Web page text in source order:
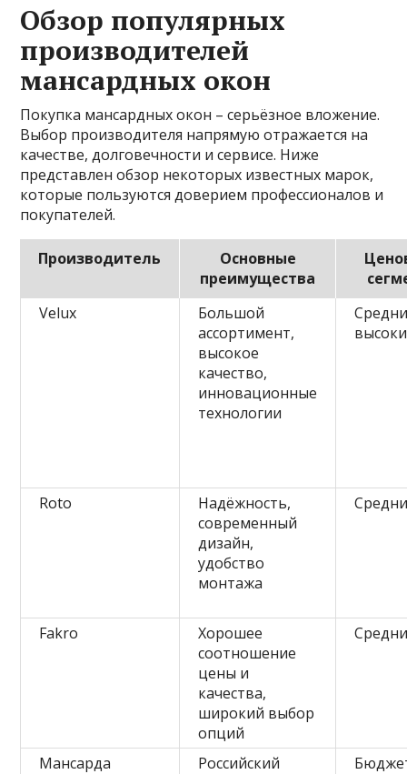
Обзор популярных
производителей
мансардных окон
Покупка мансардных окон – серьёзное вложение.
Выбор производителя напрямую отражается на
качестве, долговечности и сервисе. Ниже
представлен обзор некоторых известных марок,
которые пользуются доверием профессионалов и
покупателей.
Производитель
Основные
преимущества
Velux
Большой
ассортимент,
высокое
качество,
инновационные
технологии
Roto
Надёжность,
современный
дизайн,
удобство
монтажа
Fakro
Хорошее
соотношение
цены и
качества,
широкий выбор
опций
Мансарда
Российский